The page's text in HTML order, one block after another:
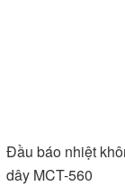
Đầu báo nhiệt
dây MCT-560